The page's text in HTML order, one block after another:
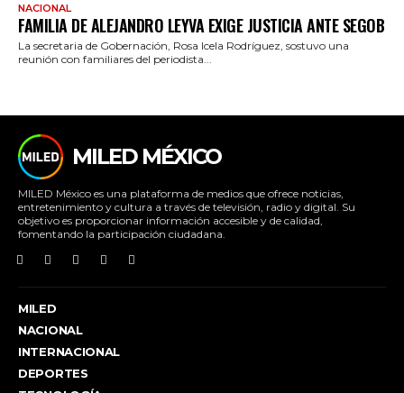
NACIONAL
FAMILIA DE ALEJANDRO LEYVA EXIGE JUSTICIA ANTE SEGOB
La secretaria de Gobernación, Rosa Icela Rodríguez, sostuvo una
reunión con familiares del periodista...
MILED MÉXICO
MILED México es una plataforma de medios que ofrece noticias,
entretenimiento y cultura a través de televisión, radio y digital. Su
objetivo es proporcionar información accesible y de calidad,
fomentando la participación ciudadana.
MILED
NACIONAL
INTERNACIONAL
DEPORTES